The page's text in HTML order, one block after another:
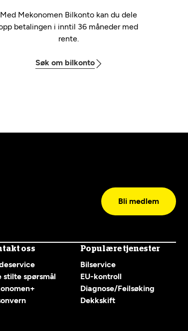
Med Mekonomen Bilkonto kan du dele
betalingen i inntil 36 måneder med
rente.
Søk om bilkonto
Bli medlem
oss
stilte spørsmål
Populære tjenester
Bilservice
EU-kontroll
Diagnose/Feilsøking
Dekkskift